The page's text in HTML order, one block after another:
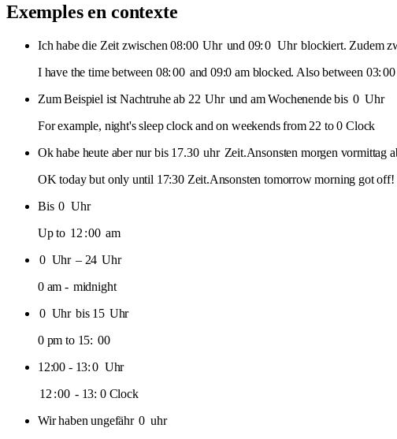
Exemples en contexte
Ich habe die Zeit zwischen 08:00 Uhr und 09:0 Uhr blockiert. Zudem
I have the time between 08:00 and 09:0 am blocked. Also between 03:00
Zum Beispiel ist Nachtruhe ab 22 Uhr und am Wochenende bis 0 Uhr
For example, night's sleep clock and on weekends from 22 to 0 Clock
Ok habe heute aber nur bis 17.30 uhr Zeit.Ansonsten morgen vormittag
OK today but only until 17:30 Zeit.Ansonsten tomorrow morning got off!
Bis 0 Uhr
Up to 12 :00 am
0 Uhr – 24 Uhr
0 am - midnight
0 Uhr bis 15 Uhr
0 pm to 15: 00
12:00 - 13:0 Uhr
12 :00 - 13: 0 Clock
Wir haben ungefähr 0 uhr